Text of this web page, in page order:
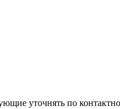
уточнять по